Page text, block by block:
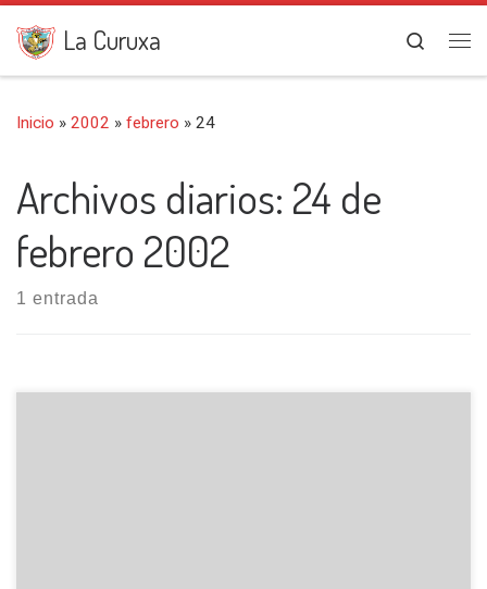
Saltar al contenido
La Curuxa
Search
Inicio » 2002 » febrero » 24
Archivos diarios: 24 de
febrero 2002
1 entrada